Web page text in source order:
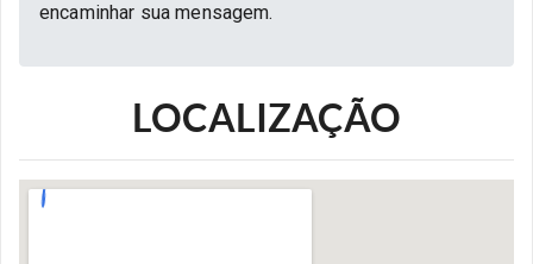
encaminhar sua mensagem.
LOCALIZAÇÃO